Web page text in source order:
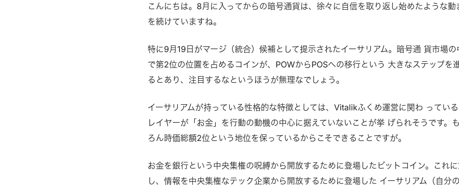
こんにちは。8⽉に⼊ってからの暗号通貨は、徐々に⾃信を取り返し始めたような動
を続けていますね。
特に9⽉19⽇がマージ（統合）候補として提⽰されたイーサリアム。暗号通 貨市場の
で第2位の位置を占めるコインが、POWからPOSへの移⾏という ⼤きなステップを
るとあり、注⽬するなというほうが無理なでしょう。
イーサリアムが持っている性格的な特徴としては、Vitalikふくめ運営に関わ ってい
レイヤーが「お⾦」を⾏動の動機の中⼼に据えていないことが挙 げられそうです。
ろん時価総額2位という地位を保っているからこそできることですが。
お⾦を銀⾏という中央集権の呪縛から開放するために登場したビットコイン。これ
し、情報を中央集権なテック企業から開放するために登場した イーサリアム（⾃分